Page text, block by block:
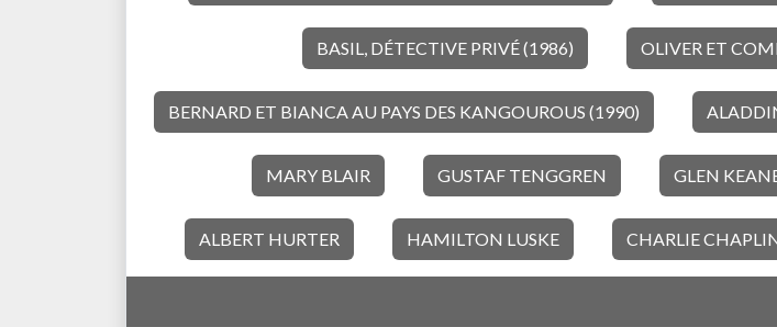
BASIL, DÉTECTIVE PRIVÉ (1986) OLIVER ET
BERNARD ET BIANCA AU PAYS DES KANGOUROUS (1990)
MARY BLAIR GUSTAF TENGGREN GLEN
ALBERT HURTER HAMILTON LUSKE CHARLIE